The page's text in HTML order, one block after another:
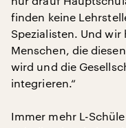
finden keine
Spezialisten. Und wir
Menschen, die
wird und die
integrieren.“
Immer mehr L-